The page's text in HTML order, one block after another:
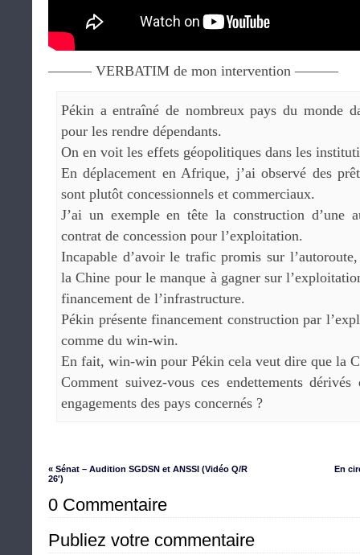
——— VERBATIM de mon intervention ———
Pékin a entraîné de nombreux pays du monde
pour les rendre dépendants.
On en voit les effets géopolitiques dans les
En déplacement en Afrique, j’ai observé des
sont plutôt concessionnels et commerciaux.
J’ai un exemple en tête la construction d’une
contrat de concession pour l’exploitation.
Incapable d’avoir le trafic promis sur
la Chine pour le manque à gagner sur
financement de l’infrastructure.
Pékin présente financement construction par
comme du win-win.
En fait, win-win pour Pékin cela veut dire que la
Comment suivez-vous ces endettements
engagements des pays concernés ?
« Sénat – Audition SGDSN et ANSSI (Vidéo Q/R
26′)
En
0 Commentaire
Publiez votre commentaire